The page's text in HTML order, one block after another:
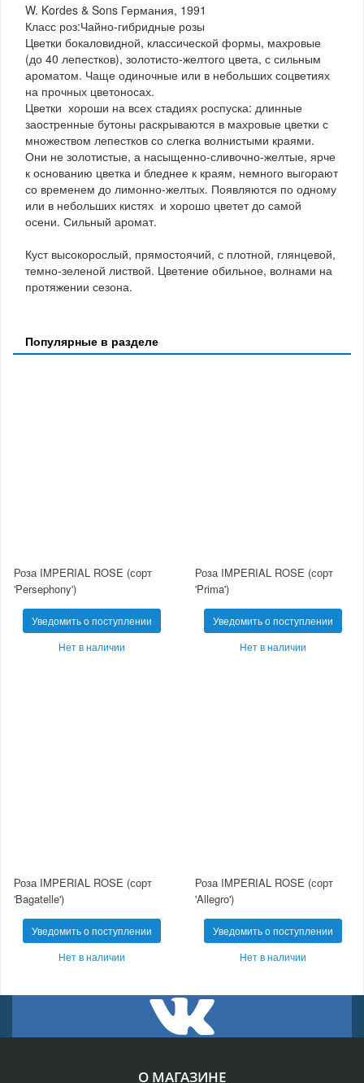
W. Kordes & Sons Германия, 1991
Класс роз:Чайно-гибридные розы
Цветки бокаловидной, классической формы, махровые
(до 40 лепестков), золотисто-желтого цвета, с сильным
ароматом. Чаще одиночные или в небольших соцветиях
на прочных цветоносах.
Цветки хороши на всех стадиях роспуска: длинные
заостренные бутоны раскрываются в махровые цветки с
множеством лепестков со слегка волнистыми краями.
Они не золотистые, а насыщенно-сливочно-желтые, ярче
к основанию цветка и бледнее к краям, немного выгорают
со временем до лимонно-желтых. Появляются по одному
или в небольших кистях и хорошо цветет до самой
осени. Сильный аромат.
Куст высокорослый, прямостоячий, с плотной, глянцевой,
темно-зеленой листвой. Цветение обильное, волнами на
протяжении сезона.
Популярные в разделе
Роза IMPERIAL ROSE (сорт
'Persephony')
Уведомить о поступлении
Нет в наличии
Роза IMPERIAL ROSE (сорт
'Prima')
Уведомить о поступлении
Нет в наличии
Роза IMPERIAL ROSE (сорт
'Bagatelle')
Уведомить о поступлении
Нет в наличии
Роза IMPERIAL ROSE (сорт
'Allegro')
Уведомить о поступлении
Нет в наличии
О МАГАЗИНЕ